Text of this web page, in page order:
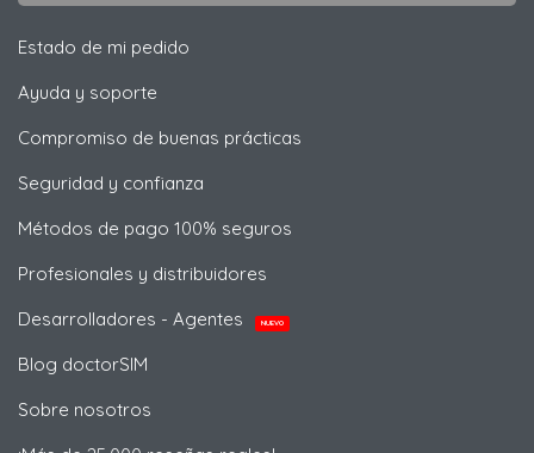
Estado de mi pedido
Ayuda y soporte
Compromiso de buenas prácticas
Seguridad y confianza
Métodos de pago 100% seguros
Profesionales y distribuidores
Desarrolladores - Agentes
NUEVO
Blog doctorSIM
Sobre nosotros